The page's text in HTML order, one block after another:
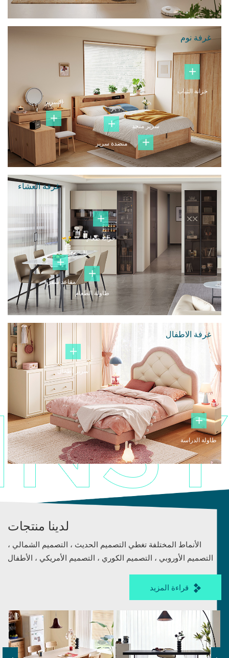
منضدة سرير
خزانة الثياب
السرير
سرير منجد
غرفة نوم
خزانة طعام
مقاعد سفرة
طاولة الطعام
غرفة العشاء
سرير اطفال
طاولة الدراسة
غرفة الاطفال
لدينا منتجات
الأنماط المختلفة تغطي التصميم الحديث ، التصميم الشمالي ،
التصميم الأوروبي ، التصميم الكوري ، التصميم الأمريكي ، الأطفال
قراءة المزيد